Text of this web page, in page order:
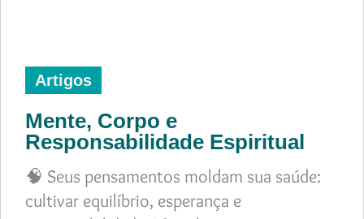
Artigos
Mente, Corpo e
Responsabilidade Espiritual
🧠 Seus pensamentos moldam sua saúde:
cultivar equilíbrio, esperança e